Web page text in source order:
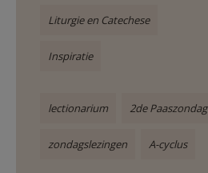
Liturgie en Catechese
Inspiratie
lectionarium 2de Paaszondag
zondagslezingen A-cyclus